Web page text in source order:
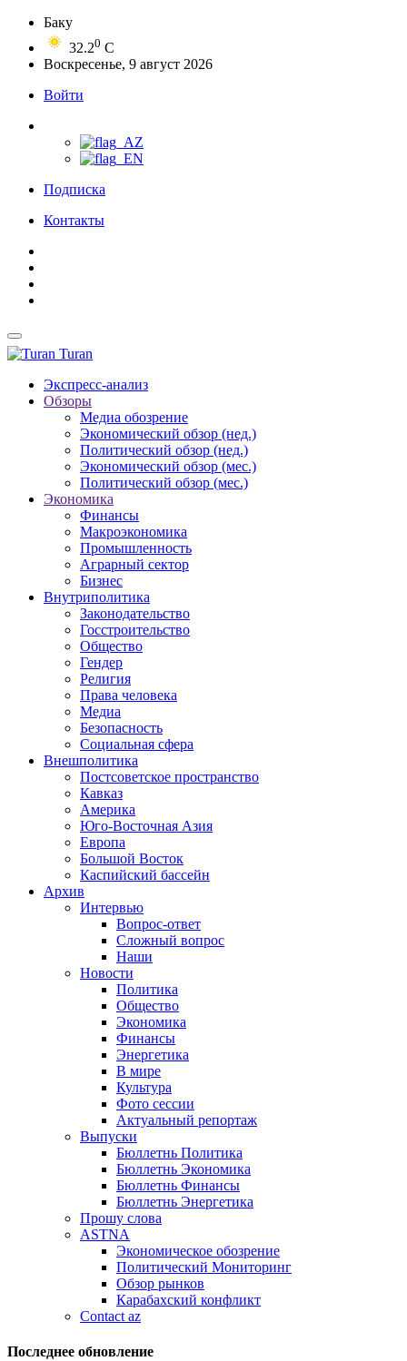
Баку
32.20 C
Воскресенье, 9 август 2026
Войти
Подписка
Контакты
Turan
Экспресс-анализ
Обзоры
Медиа обозрение
Экономический обзор (нед.)
Политический обзор (нед.)
Экономический обзор (мес.)
Политический обзор (мес.)
Экономика
Финансы
Макроэкономика
Промышленность
Аграрный сектор
Бизнес
Внутриполитика
Законодательство
Госстроительство
Общество
Гендер
Религия
Права человека
Медиа
Безопасность
Социальная сфера
Внешполитика
Постсоветское пространство
Кавказ
Америка
Юго-Восточная Азия
Европа
Большой Восток
Каспийский бассейн
Архив
Интервью
Вопрос-ответ
Сложный вопрос
Наши
Новости
Политика
Общество
Экономика
Финансы
Энергетика
В мире
Культура
Фото сессии
Актуальный репортаж
Выпуски
Бюллетнь Политика
Бюллетнь Экономика
Бюллетнь Финансы
Бюллетнь Энергетика
Прошу слова
ASTNA
Экономическое обозрение
Политический Мониторинг
Обзор рынков
Карабахский конфликт
Contact az
Последнее обновление